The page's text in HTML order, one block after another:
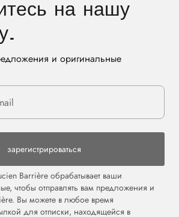
на нашу
и оригинальные
зарегистрироваться
Barrière обрабатывает ваши
чтобы отправлять вам предложения и
Вы можете в любое время
для отписки, находящейся в